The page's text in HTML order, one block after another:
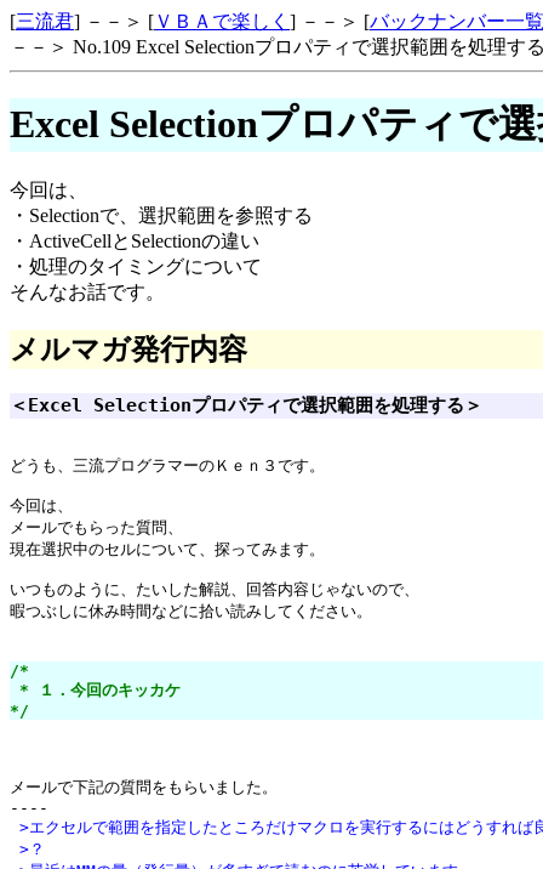
[三流君] －－＞ [ＶＢＡで楽しく ] －－＞ [バックナンバー一覧
－－＞ No.109 Excel Selectionプロパティで選択範囲を処理す
Excel Selectionプロパティで
今回は、
・Selectionで、選択範囲を参照する
・ActiveCellとSelectionの違い
・処理のタイミングについて
そんなお話です。
メルマガ発行内容
＜Excel Selectionプロパティで選択範囲を処理する＞
どうも、三流プログラマーのＫｅｎ３です。
今回は、
メールでもらった質問、
現在選択中のセルについて、探ってみます。
いつものように、たいした解説、回答内容じゃないので、
暇つぶしに休み時間などに拾い読みしてください。
/*
* １．今回のキッカケ
*/
メールで下記の質問をもらいました。
>エクセルで範囲を指定したところだけマクロを実行するにはどうすれば
>？